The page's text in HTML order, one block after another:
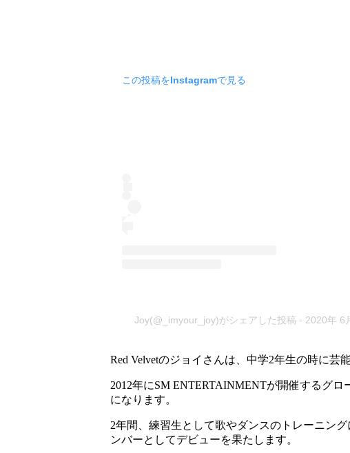
この投稿をInstagramで見る
Joy(@_imyour_joy)がシェアした投稿 - 2020年 6
Red Velvetのジョイさんは、中学2年生の時に芸
2012年にSM ENTERTAINMENTが開催するグ
になります。
2年間、練習生として歌やダンスのトレーニン
ンバーとしてデビューを果たします。